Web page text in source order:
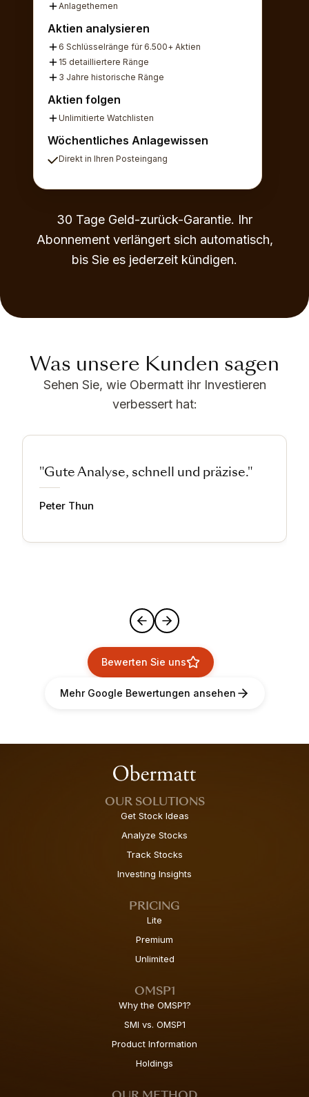
Anlagethemen
Aktien analysieren
6 Schlüsselränge für 6.500+ Aktien
15 detailliertere Ränge
3 Jahre historische Ränge
Aktien folgen
Unlimitierte Watchlisten
Wöchentliches Anlagewissen
Direkt in Ihren Posteingang
30 Tage Geld-zurück-Garantie. Ihr
Abonnement verlängert sich automatisch,
bis Sie es jederzeit kündigen.
Was unsere Kunden sagen
Sehen Sie, wie Obermatt ihr Investieren
verbessert hat:
"Gute Analyse, schnell und präzise."
Peter Thun
Bewerten Sie uns
Mehr Google Bewertungen ansehen
OUR SOLUTIONS
Get Stock Ideas
Analyze Stocks
Track Stocks
Investing Insights
PRICING
Lite
Premium
Unlimited
OMSP1
Why the OMSP1?
SMI vs. OMSP1
Product Information
Holdings